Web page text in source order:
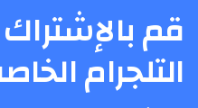
قم
التلجرام